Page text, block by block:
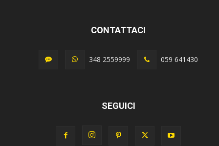
CONTATTACI
348 2559999 059 641430
SEGUICI